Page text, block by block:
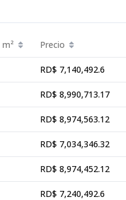
m² Precio
RD$ 7,140,492.6
RD$ 8,990,713.17
RD$ 8,974,563.12
RD$ 7,034,346.32
RD$ 8,974,452.12
RD$ 7,240,492.6